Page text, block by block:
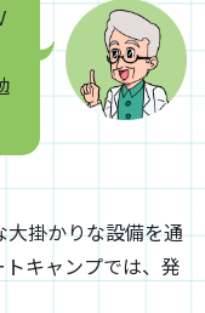
掛かりな設備を通
キャンプでは、発